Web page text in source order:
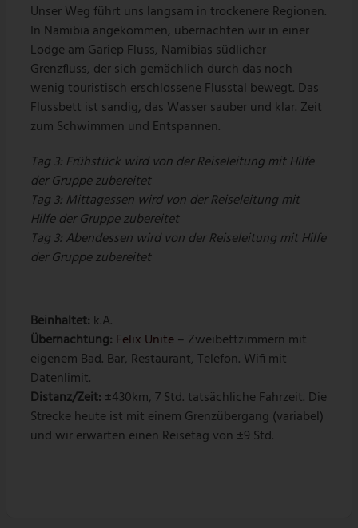
Unser Weg führt uns langsam in trockenere Regionen.
In Namibia angekommen, übernachten wir in einer
Lodge am Gariep Fluss, Namibias südlicher
Grenzfluss, der sich gemächlich durch das noch
wenig touristisch erschlossene Flusstal bewegt. Das
Flussbett ist sandig, das Wasser sauber und klar. Zeit
zum Schwimmen und Entspannen.
Tag 3: Frühstück wird von der Reiseleitung mit Hilfe
der Gruppe zubereitet
Tag 3: Mittagessen wird von der Reiseleitung mit
Hilfe der Gruppe zubereitet
Tag 3: Abendessen wird von der Reiseleitung mit Hilfe
der Gruppe zubereitet
Beinhaltet: k.A.
Übernachtung: Felix Unite– Zweibettzimmern mit
eigenem Bad. Bar, Restaurant, Telefon. Wifi mit
Datenlimit.
Distanz/Zeit: ±430km, 7 Std. tatsächliche Fahrzeit. Die
Strecke heute ist mit einem Grenzübergang (variabel)
und wir erwarten einen Reisetag von ±9 Std.